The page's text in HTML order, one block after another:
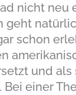
nicht neu
geht
schon
und als
Bei einer